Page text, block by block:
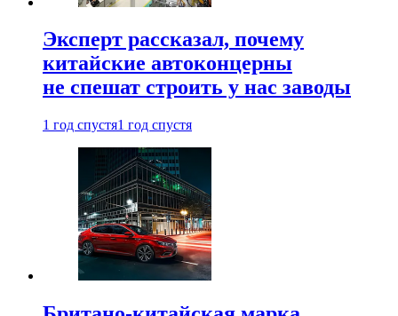
Эксперт рассказал, почему
китайские автоконцерны
не спешат строить у нас заводы
1 год спустя1 год спустя